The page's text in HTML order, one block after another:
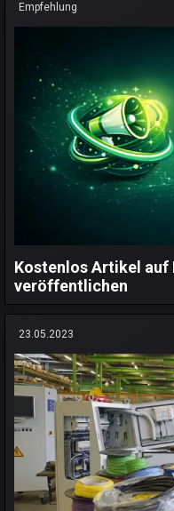
Empfehlung
Kostenlos Artikel auf
veröffentlichen
23.05.2023